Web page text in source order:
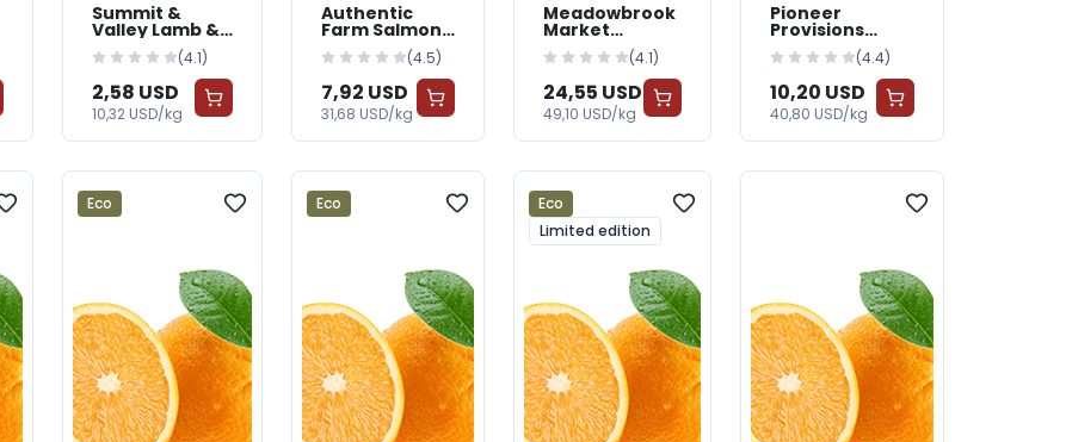
Summit &
Valley Lamb &
Vegetables
Dog Food -
Premium
(4.1)
2,58 USD
10,32 USD/kg
Authentic
Farm Salmon
& Sweet
Potato Dog
Food
(4.5)
7,92 USD
31,68 USD/kg
Meadowbrook
Market
Chicken & Rice
Dog Food(4.1)
24,55 USD
49,10 USD/kg
Pioneer
Provisions
Lamb &
Vegetables
Dog Food
(4.4)
10,20 USD
40,80 USD/kg
Eco Eco
Eco
Limited edition